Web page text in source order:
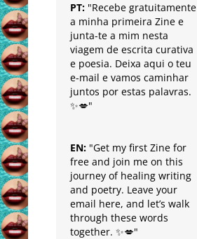
PT: "Recebe gratuitamente
a minha primeira Zine e
junta-te a mim nesta
viagem de escrita curativa
e poesia. Deixa aqui o teu
e-mail e vamos caminhar
juntos por estas palavras.
✨💋"
EN: "Get my first Zine for
free and join me on this
journey of healing writing
and poetry. Leave your
email here, and let’s walk
through these words
together. ✨💋"